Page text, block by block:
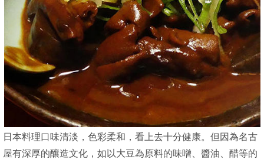
日本料理口味清淡，色彩柔和，看上去十分健康。但因為名古
屋有深厚的釀造文化，如以大豆為原料的味噌、醬油、醋等的